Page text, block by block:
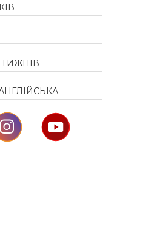
ТИЖНІВ